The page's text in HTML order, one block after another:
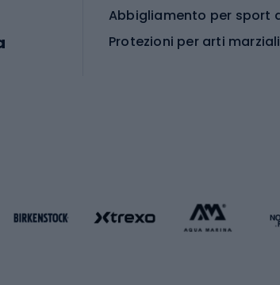
Protezioni per arti marziali
Yoga
Abbigliamento fitness